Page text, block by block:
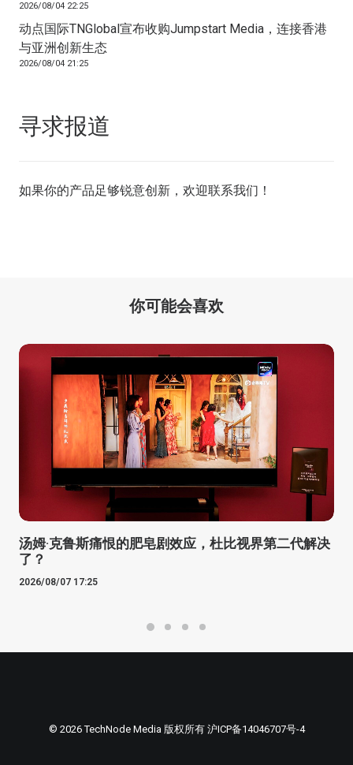
2026/08/04 22:25
动点国际TNGlobal宣布收购Jumpstart Media，连接香港
与亚洲创新生态
2026/08/04 21:25
寻求报道
如果你的产品足够锐意创新，欢迎联系我们 ！
你可能会喜欢
汤姆·克鲁斯痛恨的肥皂剧效应，杜比视界第二代解决
了？
2026/08/07 17:25
© 2026 TechNode Media 版权所有 沪ICP备14046707号-4